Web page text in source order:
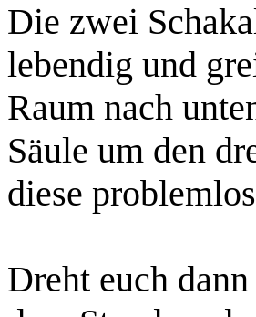
Die zwei
lebendig und
Raum nach
Säule um den
diese
Dreht euch